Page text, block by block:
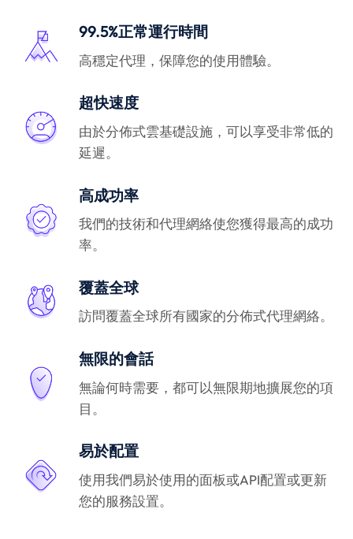
99.5%正常運行時間
高穩定代理，保障您的使用體驗。
超快速度
由於分佈式雲基礎設施，可以享受非常低的
延遲。
高成功率
我們的技術和代理網絡使您獲得最高的成功
率。
覆蓋全球
訪問覆蓋全球所有國家的分佈式代理網絡。
無限的會話
無論何時需要，都可以無限期地擴展您的項
目。
易於配置
使用我們易於使用的面板或API配置或更新
您的服務設置。